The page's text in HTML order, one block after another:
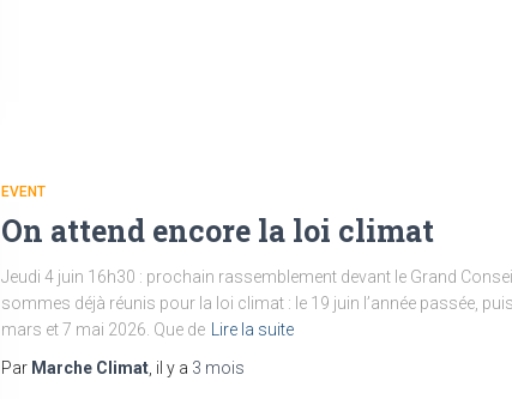
EVENT
On attend encore la loi climat
Jeudi 4 juin 16h30 : prochain rassemblement devant le Grand
sommes déjà réunis pour la loi climat : le 19 juin l’année passée,
mars et 7 mai 2026. Que de
Lire la suite
Par Marche Climat, il y a 3 mois